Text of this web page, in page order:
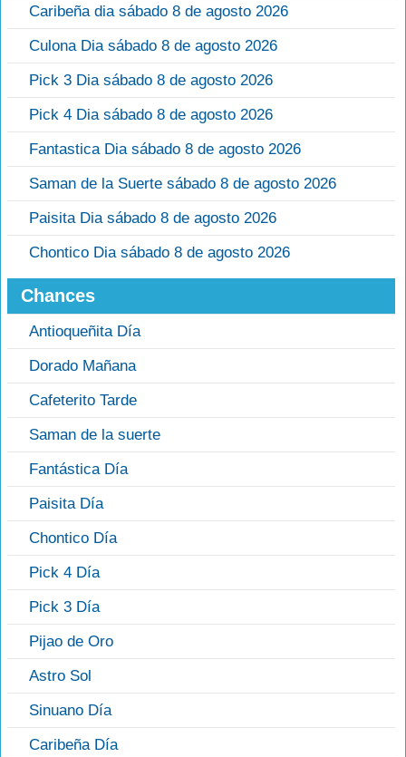
Caribeña dia sábado 8 de agosto 2026
Culona Dia sábado 8 de agosto 2026
Pick 3 Dia sábado 8 de agosto 2026
Pick 4 Dia sábado 8 de agosto 2026
Fantastica Dia sábado 8 de agosto 2026
Saman de la Suerte sábado 8 de agosto 2026
Paisita Dia sábado 8 de agosto 2026
Chontico Dia sábado 8 de agosto 2026
Chances
Antioqueñita Día
Dorado Mañana
Cafeterito Tarde
Saman de la suerte
Fantástica Día
Paisita Día
Chontico Día
Pick 4 Día
Pick 3 Día
Pijao de Oro
Astro Sol
Sinuano Día
Caribeña Día